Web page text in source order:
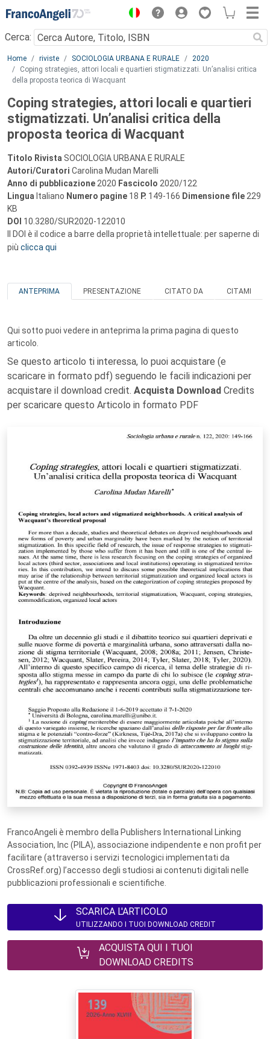
Menu
Cerca:
Main content
Home riviste SOCIOLOGIA URBANA E RURALE
2020
Coping strategies, attori locali e quartieri stigmatizzati. Un’analisi critica
della proposta teorica di Wacquant
Coping strategies, attori locali e quartieri
stigmatizzati. Un’analisi critica della
proposta teorica di Wacquant
Titolo Rivista SOCIOLOGIA URBANA E RURALE
Autori/Curatori Carolina Mudan Marelli
Anno di pubblicazione 2020 Fascicolo 2020/122
Lingua Italiano Numero pagine 18 P. 149-166 Dimensione file 229
KB
DOI 10.3280/SUR2020-122010
Il DOI è il codice a barre della proprietà intellettuale: per saperne di
più clicca qui
ANTEPRIMA PRESENTAZIONE CITATO DA CITAMI
Qui sotto puoi vedere in anteprima la prima pagina di questo
articolo.
Se questo articolo ti interessa, lo puoi acquistare (e
scaricare in formato pdf) seguendo le facili indicazioni per
acquistare il download credit. Acquista Download Credits
per scaricare questo Articolo in formato PDF
FrancoAngeli è membro della Publishers International Linking
Association, Inc (PILA), associazione indipendente e non profit per
facilitare (attraverso i servizi tecnologici implementati da
CrossRef.org) l’accesso degli studiosi ai contenuti digitali nelle
pubblicazioni professionali e scientifiche.
SCARICA L'ARTICOLO
UTILIZZANDO I TUOI DOWNLOAD CREDIT
ACQUISTA QUI I TUOI
DOWNLOAD CREDITS